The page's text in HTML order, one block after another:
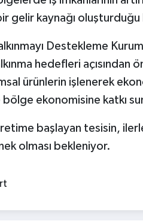
gelir kaynağı
Destekleme
hedefleri
ürünlerin işlenerek
ekonomisine katkı
başlayan tesisin,
olması bekleniyor.